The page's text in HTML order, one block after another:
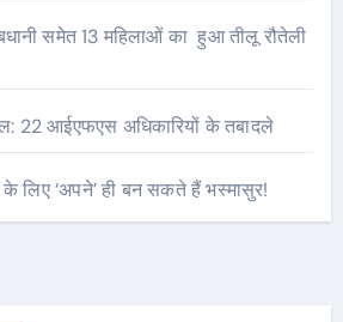
समेत 13 महिलाओं का हुआ तीलू रौतेली
22 आईएफएस अधिकारियों के तबादले
लिए ‘अपने’ ही बन सकते हैं भस्मासुर!